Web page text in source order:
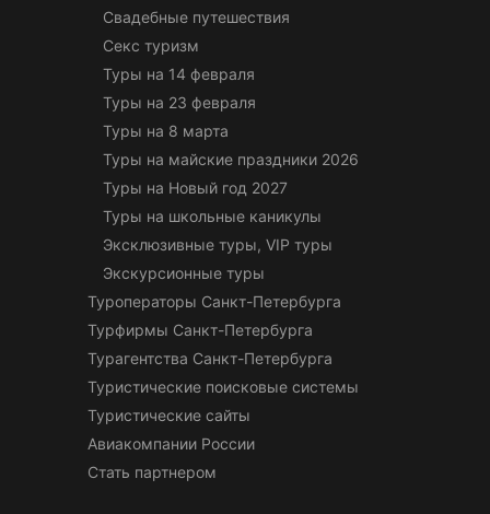
Свадебные путешествия
Секс туризм
Туры на 14 февраля
Туры на 23 февраля
Туры на 8 марта
Туры на майские праздники 2026
Туры на Новый год 2027
Туры на школьные каникулы
Эксклюзивные туры, VIP туры
Экскурсионные туры
Туроператоры Санкт-Петербурга
Турфирмы Санкт-Петербурга
Турагентства Санкт-Петербурга
Туристические поисковые системы
Туристические сайты
Авиакомпании России
Стать партнером